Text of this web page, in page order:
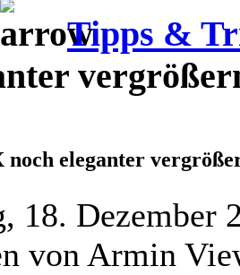
Tipps &
eleganter
18. Dezember
von Armin